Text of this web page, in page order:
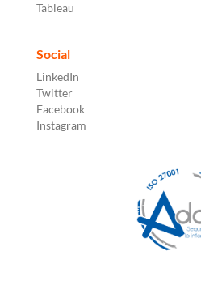
Tableau
Social
LinkedIn
Twitter
Facebook
Instagram